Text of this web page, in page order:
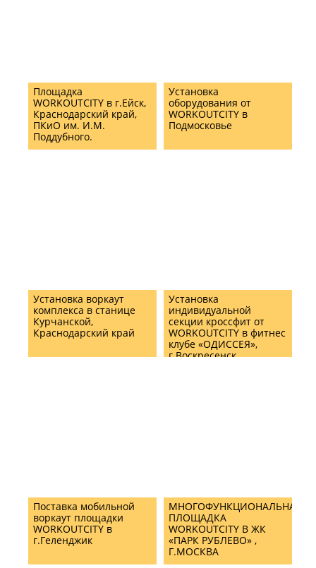
Площадка
WORKOUTCITY в г.Ейск,
Краснодарский край,
ПКиО им. И.М.
Поддубного.
Установка
оборудования от
WORKOUTCITY в
Подмосковье
Установка воркаут
комплекса в станице
Курчанской,
Краснодарский край
Установка
индивидуальной
секции кроссфит от
WORKOUTCITY в фитнес
клубе «ОДИССЕЯ»,
г.Воскресенск
Поставка мобильной
воркаут площадки
WORKOUTCITY в
г.Геленджик
МНОГОФУНКЦИОНАЛЬНАЯ
ПЛОЩАДКА
WORKOUTCITY В ЖК
«ПАРК РУБЛЕВО» ,
Г.МОСКВА